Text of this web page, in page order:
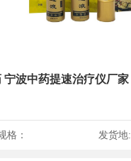
宁波中药提速治疗仪厂家
格： 发货地: